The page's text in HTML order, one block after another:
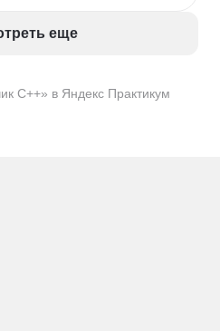
C++» в Яндекс Практикум
еще